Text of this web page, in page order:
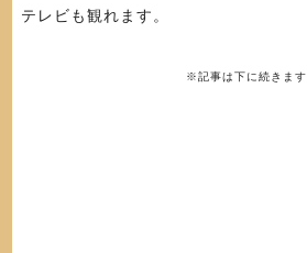
テレビも観れます。
※記事は下に続きます